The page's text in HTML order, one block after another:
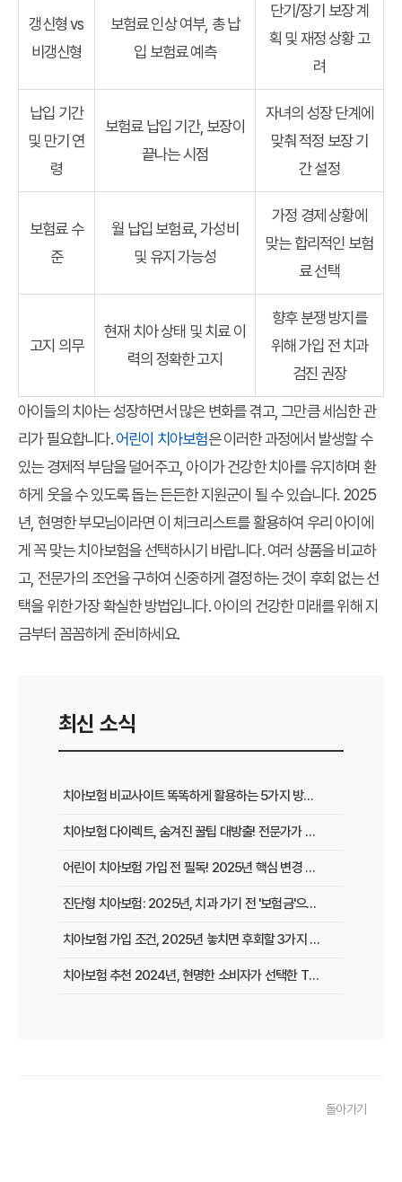
갱신형 vs
비갱신형
보험료 인상 여부, 총 납
입 보험료 예측
단기/장기 보장 계
획 및 재정 상황 고
려
납입 기간
및 만기 연
령
보험료 납입 기간, 보장이
끝나는 시점
자녀의 성장 단계에
맞춰 적정 보장 기
간 설정
보험료 수
준
월 납입 보험료, 가성비
및 유지 가능성
가정 경제 상황에
맞는 합리적인 보험
료 선택
고지 의무
현재 치아 상태 및 치료 이
력의 정확한 고지
향후 분쟁 방지를
위해 가입 전 치과
검진 권장
아이들의 치아는 성장하면서 많은 변화를 겪고, 그만큼 세심한 관
리가 필요합니다.어린이 치아보험은 이러한 과정에서 발생할 수
있는 경제적 부담을 덜어주고, 아이가 건강한 치아를 유지하며 환
하게 웃을 수 있도록 돕는 든든한 지원군이 될 수 있습니다. 2025
년, 현명한 부모님이라면 이 체크리스트를 활용하여 우리 아이에
게 꼭 맞는 치아보험을 선택하시기 바랍니다. 여러 상품을 비교하
고, 전문가의 조언을 구하여 신중하게 결정하는 것이 후회 없는 선
택을 위한 가장 확실한 방법입니다. 아이의 건강한 미래를 위해 지
금부터 꼼꼼하게 준비하세요.
최신 소식
치아보험 비교사이트 똑똑하게 활용하는 5가지 방법: 숨겨진 보험금 찾는 꿀팁
치아보험 다이렉트, 숨겨진 꿀팁 대방출! 전문가가 알려주는 2025년 가입 전략
어린이 치아보험 가입 전 필독! 2025년 핵심 변경 사항 & 현명한 선택 가이드
진단형 치아보험: 2025년, 치과 가기 전 '보험금'으로 든든하게!
치아보험 가입 조건, 2025년 놓치면 후회할 3가지 핵심 변화!
치아보험 추천 2024년, 현명한 소비자가 선택한 TOP3 비교분석! 지금 가입하면 평생 혜택!
돌아가기